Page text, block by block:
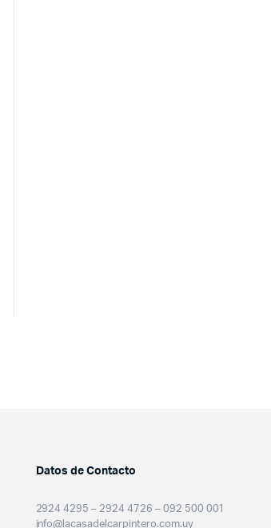
Datos de Contacto
2924 4295 – 2924 4726 – 092 500 001
info@lacasadelcarpintero.com.uy